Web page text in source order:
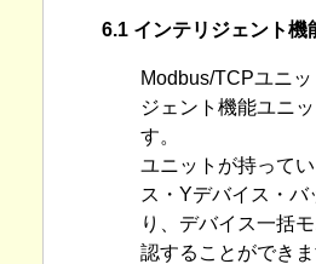
6.1 インテリジェント機
Modbus/TCPユニ
ジェント機能ユニ
す。
ユニットが持って
ス・Yデバイス・バ
り、デバイス一括
認することができ